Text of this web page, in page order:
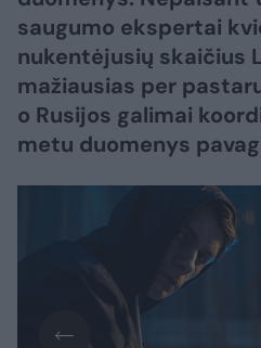
saugumo ekspertai
nukentėjusių skaičius
mažiausias per
o Rusijos galimai
metu duomenys